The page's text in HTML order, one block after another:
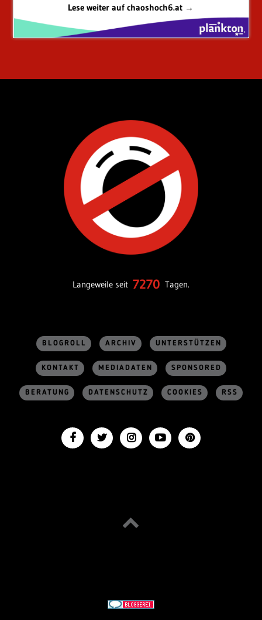
Lese weiter auf chaoshoch6.at →
Langeweile seit 7270 Tagen.
BLOGROLL ARCHIV UNTERSTÜTZEN
KONTAKT MEDIADATEN SPONSORED
BERATUNG DATENSCHUTZ COOKIES RSS